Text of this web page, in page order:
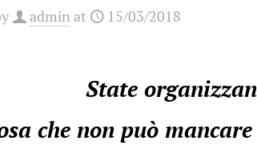
admin at 15/03/2018
State
che non può